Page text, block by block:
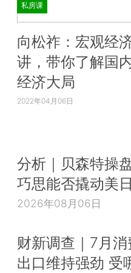
私房课
向松祚：宏观经
讲，带你了解国
经济大局
2022年04月06日
分析｜贝森特操
巧思能否撬动美
2026年08月06日
财新调查｜7月消
出口维持强劲 受